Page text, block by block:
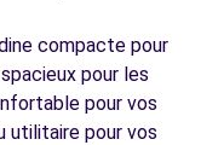
compacte pour
pour les
pour vos
utilitaire pour vos